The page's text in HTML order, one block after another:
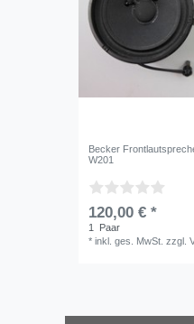
Becker
W201
120,00 € *
1
Paar
*inkl. ges. MwSt. zzgl.